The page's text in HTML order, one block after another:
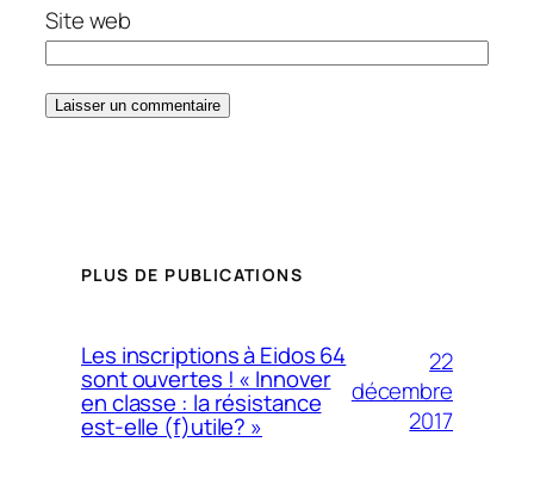
Site web
PLUS DE PUBLICATIONS
Les inscriptions à Eidos 64
sont ouvertes ! « Innover
en classe : la résistance
est-elle (f)utile? »
22
décembre
2017